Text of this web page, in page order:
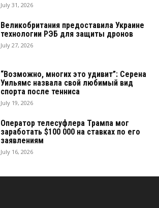
July 31, 2026
Великобритания предоставила Украине
технологии РЭБ для защиты дронов
July 27, 2026
“Возможно, многих это удивит”: Серена
Уильямс назвала свой любимый вид
спорта после тенниса
July 19, 2026
Оператор телесуфлера Трампа мог
заработать $100 000 на ставках по его
заявлениям
July 16, 2026